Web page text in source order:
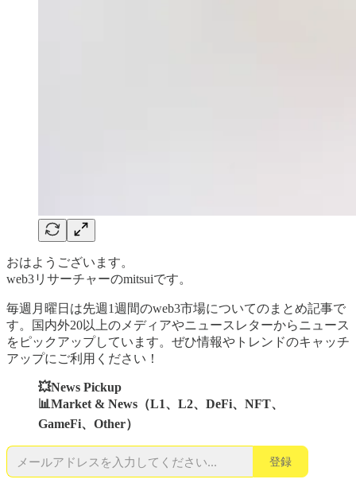
おはようございます。
web3リサーチャーのmitsuiです。
毎週月曜日は先週1週間のweb3市場についてのまとめ記事で
す。国内外20以上のメディアやニュースレターからニュース
をピックアップしています。ぜひ情報やトレンドのキャッチ
アップにご利用ください！
💥News Pickup
📊Market & News（L1、L2、DeFi、NFT、
GameFi、Other）
登録